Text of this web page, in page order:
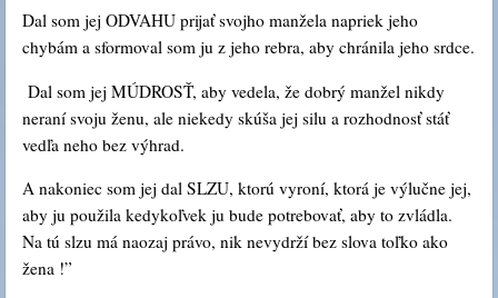
Dal som jej ODVAHU prijať svojho manžela napriek jeho
chybám a sformoval som ju z jeho rebra, aby chránila jeho srdce.
Dal som jej MÚDROSŤ, aby vedela, že dobrý manžel nikdy
neraní svoju ženu, ale niekedy skúša jej silu a rozhodnosť stáť
vedľa neho bez výhrad.
A nakoniec som jej dal SLZU, ktorú vyroní, ktorá je výlučne jej,
aby ju použila kedykoľvek ju bude potrebovať, aby to zvládla.
Na tú slzu má naozaj právo, nik nevydrží bez slova toľko ako
žena !”